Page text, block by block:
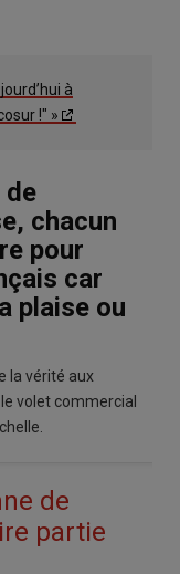
à
!" »
de
chacun
pour
car
plaise ou
la vérité aux
volet commercial
de
partie